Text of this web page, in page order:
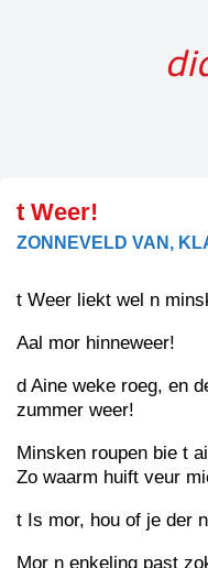
t Weer!
ZONNEVELD VAN,
t Weer liekt wel n
Aal mor hinneweer!
d Aine weke roeg, en
zummer weer!
Minsken roupen bie t
Zo waarm huift veur
t Is mor, hou of je der
Mor n enkeling past